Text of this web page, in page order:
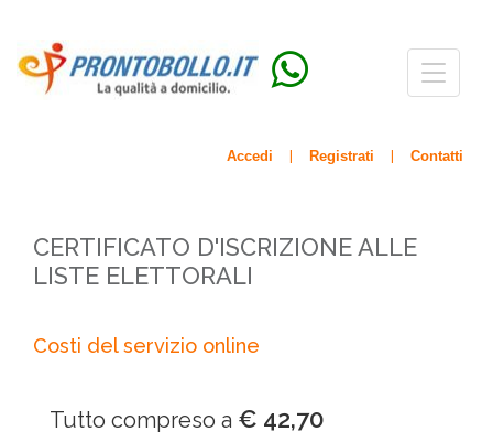
Menù
Accedi Registrati Contatti
CERTIFICATO D'ISCRIZIONE ALLE
LISTE ELETTORALI
Costi del servizio online
Tutto compreso a € 42,70